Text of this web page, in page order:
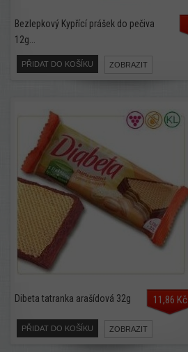
Bezlepkový Kypřící prášek do pečiva
12g...
PŘIDAT DO KOŠÍKU ZOBRAZIT
Dibeta tatranka arašídová 32g 11,86 Kč
PŘIDAT DO KOŠÍKU ZOBRAZIT